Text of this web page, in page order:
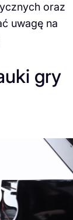
oraz
uwagę na
gry